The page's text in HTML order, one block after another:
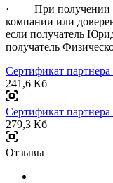
· При получении
компании или
если получатель
получатель
Сертификат партнера
241,6 Кб
Сертификат партнера
279,3 Кб
Отзывы